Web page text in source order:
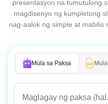
presentasyon na tumutulong
magdisenyo ng kumpletong
nag-aalok ng simple at mabilis
Mula sa Paksa